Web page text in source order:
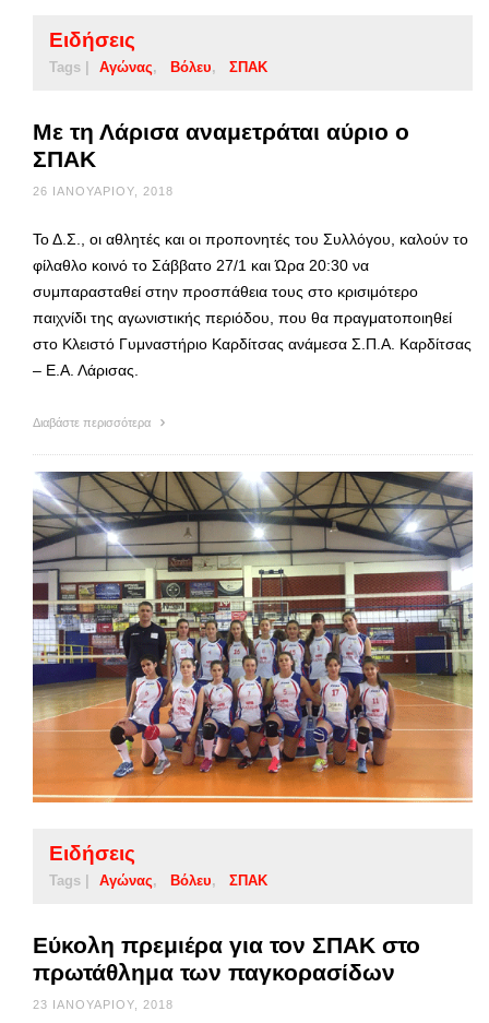
Ειδήσεις
Tags | Αγώνας Βόλευ ΣΠΑΚ
Με τη Λάρισα αναμετράται αύριο ο
ΣΠΑΚ
26 ΙΑΝΟΥΑΡΊΟΥ, 2018
Το Δ.Σ., οι αθλητές και οι προπονητές του Συλλόγου, καλούν το
φίλαθλο κοινό το Σάββατο 27/1 και Ώρα 20:30 να
συμπαρασταθεί στην προσπάθεια τους στο κρισιμότερο
παιχνίδι της αγωνιστικής περιόδου, που θα πραγματοποιηθεί
στο Κλειστό Γυμναστήριο Καρδίτσας ανάμεσα Σ.Π.Α. Καρδίτσας
– Ε.Α. Λάρισας.
Διαβάστε περισσότερα
Ειδήσεις
Tags | Αγώνας Βόλευ ΣΠΑΚ
Εύκολη πρεμιέρα για τον ΣΠΑΚ στο
πρωτάθλημα των παγκορασίδων
23 ΙΑΝΟΥΑΡΊΟΥ, 2018